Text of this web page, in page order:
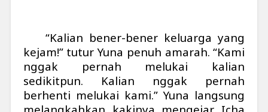
“Kalian bener-bener keluarga yang
kejam!” tutur Yuna penuh amarah. “Kami
nggak pernah melukai kalian
sedikitpun. Kalian nggak pernah
berhenti melukai kami.” Yuna langsung